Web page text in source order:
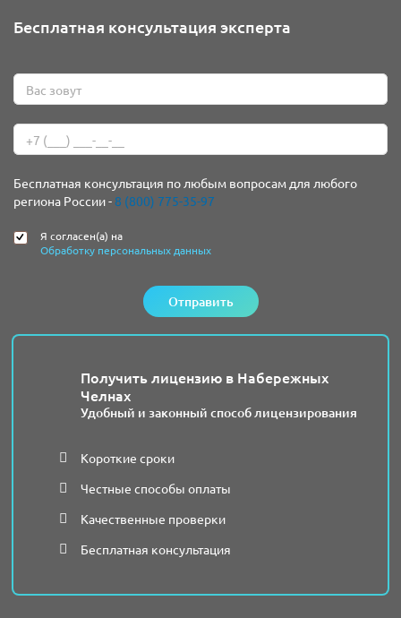
Бесплатная консультация эксперта
Бесплатная консультация по любым вопросам для любого
региона России - 8 (800) 775-35-97
Я согласен(а) на
Обработку персональных данных
Отправить
Получить лицензию в Набережных
Челнах
Удобный и законный способ лицензирования
Короткие сроки
Честные способы оплаты
Качественные проверки
Бесплатная консультация